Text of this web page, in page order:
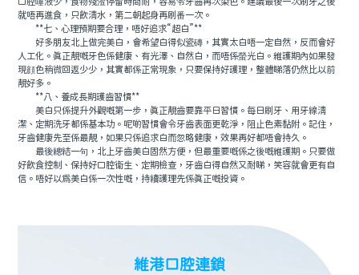
口腔唾液少，食物殘渣停留時間耐，容易令牙齒再次染色。建議最後一次刷牙之後
就唔再進食，只飲清水，第二朝起身再刷番一次。
**七、心理預期要合理，唔好追求“超白”**
好多朋友北上做完美白，會希望白得似瓷磚，其實太白唔一定自然，反而會好
人工化。真正靚嘅牙色係健康、有光澤、自然白，而唔係螢光白。維護期內如果發
現顔色稍微回返少少，其實都係正常現象，只要保持好護理，整體睇落仍然比以前
靚好多。
**八、養成長期護齒習慣**
美白只係提升外觀嘅第一步，真正靚齒要靠平日習慣。每日刷牙、用牙線清
潔、定期洗牙都係基本功。呢啲習慣會令牙齒表面更乾淨，阻止色素黏附。記住，
牙齒健康先至係最靚，如果只係追求白而忽略健康，效果再好都唔會持久。
最後總結一句，北上牙齒美白固然方便，但最重要嘅係之後嘅維護期。只要做
好飲食控制、保持好口腔衛生、定期檢查，牙齒白得自然又耐睇，笑容就會更有自
信。唔好以為美白係一次性嘅，持續護理先係真正嘅投資。
維港口腔連鎖